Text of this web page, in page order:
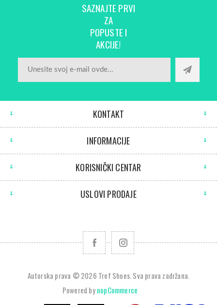
SAZNAJTE PRVI
ZA
POPUSTE I
AKCIJE!
KONTAKT
INFORMACIJE
KORISNIČKI CENTAR
USLOVI PRODAJE
Autorska prava © 2026 Tref Shoes. Sva prava zadržana.
Powered bynopCommerce